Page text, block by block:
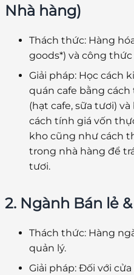
Nhà hàng)
Thách thức: Hàng
goods*) và công
Giải pháp: Học cách
quán cafe bằng
(hạt cafe, sữa tươi)
cách tính giá vốn
kho cũng như cách
trong nhà hàng để
tươi.
2. Ngành Bán lẻ
Thách thức: Hàng
quản lý.
Giải pháp: Đối với cửa